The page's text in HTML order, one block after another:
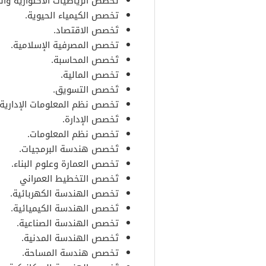
تخصص الكيمياء الحيوية.
تَخصص الاقتصاد.
تخصص المصرفية الإسلامية.
تَخصص المحاسبة.
تخصص المالية.
تَخصص التسويق.
تخصص نظم المعلومات
تَخصص الإدارة.
تخصص نظم المعلومات.
تَخصص هندسة البرمجيات.
تخصص العمارة وعلوم البناء.
تَخصص التخطيط العمراني
تخصص الهندسة الكهربائية.
تَخصص الهندسة الكيميائية.
تخصص الهندسة الصناعية.
تَخصص الهندسة المدنية.
تخصص هندسة المساحة.